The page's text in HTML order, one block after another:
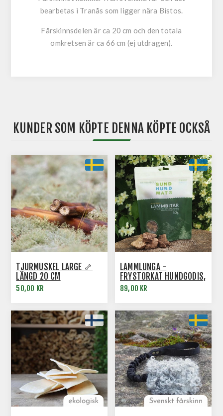
bearbetas i Tranås som ligger nära Bistos.
Fårskinnsdelen är ca 20 cm och den totala
omkretsen är ca 66 cm (ej utdragen).
KUNDER SOM KÖPTE DENNA KÖPTE OCKSÅ
TJURMUSKEL LARGE 🦴
LÄNGD 20 CM
50,00 KR
LAMMLUNGA -
FRYSTORKAT HUNDGODIS,
SUND HUNDMAT
89,00 KR